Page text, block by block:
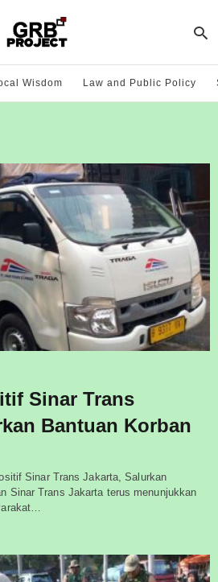
Wisdom Law and Public Policy
Sinar Trans
Bantuan Korban
Sinar Trans Jakarta, Salurkan
Sinar Trans Jakarta terus menunjukkan